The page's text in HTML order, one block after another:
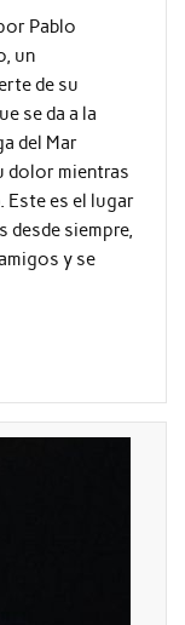
Pablo
un
de su
se da a la
del Mar
dolor mientras
Este es el lugar
desde siempre,
y se